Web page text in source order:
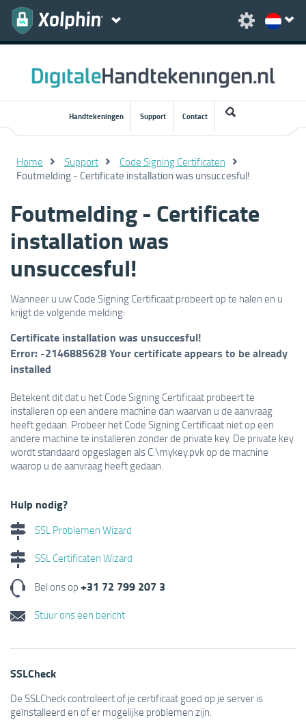
Handtekeningen Support Contact
Home Support Code Signing Certificaten
Foutmelding - Certificate installation was unsuccesful!
Foutmelding - Certificate
installation was
unsuccesful!
Wanneer u uw Code Signing Certificaat probeert op te halen en u
krijgt de volgende melding:
Certificate installation was unsuccesful!
Error: -2146885628 Your certificate appears to be already
installed
Betekent dit dat u het Code Signing Certificaat probeert te
installeren op een andere machine dan waarvan u de aanvraag
heeft gedaan. Probeer het Code Signing Certificaat niet op een
andere machine te installeren zonder de private key. De private key
wordt standaard opgeslagen als C:\mykey.pvk op de machine
waarop u de aanvraag heeft gedaan.
Hulp nodig?
SSL Problemen Wizard
SSL Certificaten Wizard
Bel ons op +31 72 799 207 3
Stuur ons een bericht
SSLCheck
De SSLCheck controleert of je certificaat goed op je server is
geïnstalleerd en of er mogelijke problemen zijn.